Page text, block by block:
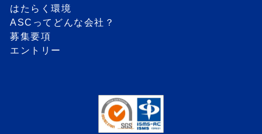
はたらく環境
ASCってどんな会社？
募集要項
エントリー